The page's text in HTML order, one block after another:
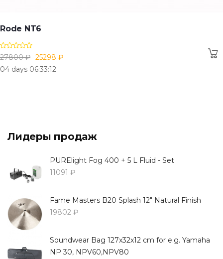
Rode NT6
27800 ₽ 25298 ₽
04 days 06:33:12
Лидеры продаж
PURElight Fog 400 + 5 L Fluid - Set
11091 ₽
Fame Masters B20 Splash 12" Natural Finish
19802 ₽
Soundwear Bag 127x32x12 cm for e.g. Yamaha
NP 30, NPV60,NPV80